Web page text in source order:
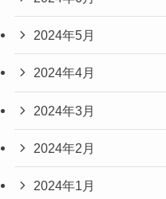
2024年5月
2024年4月
2024年3月
2024年2月
2024年1月